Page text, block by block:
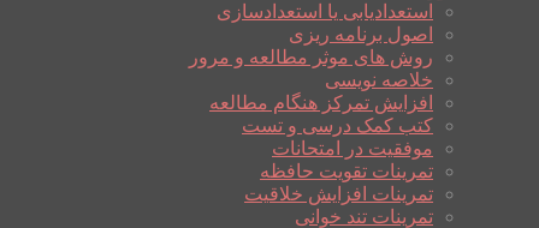
استعدادیابی یا استعدادسازی
اصول برنامه ریزی
روش های موثر مطالعه و مرور
خلاصه نویسی
افزایش تمرکز هنگام مطالعه
کتب کمک درسی و تست
موفقیت در امتحانات
تمرینات تقویت حافظه
تمرینات افزایش خلاقیت
تمرینات تند خوانی